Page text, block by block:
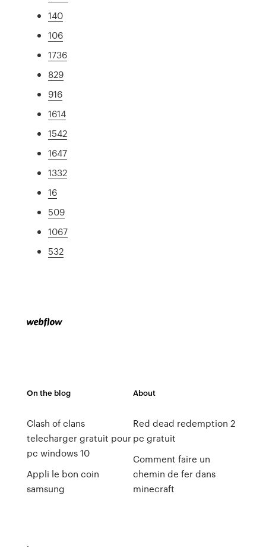
140
106
1736
829
916
1614
1542
1647
1332
16
509
1067
532
On the blog
Clash of clans
telecharger gratuit pour
pc windows 10
Appli le bon coin
samsung
About
Red dead redemption 2
pc gratuit
Comment faire un
chemin de fer dans
minecraft